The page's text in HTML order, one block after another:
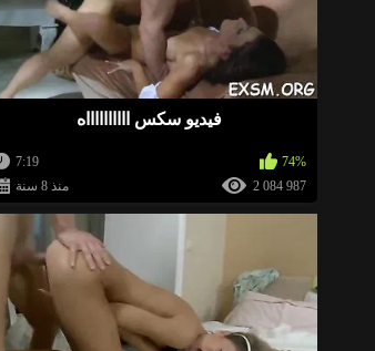
فيديو سكس ااااااااااه
7:19
74%
منذ 8 سنة
2 084 987